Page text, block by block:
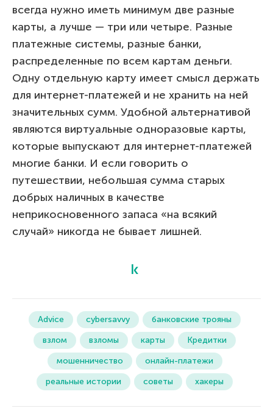
всегда нужно иметь минимум две разные
карты, а лучше — три или четыре. Разные
платежные системы, разные банки,
распределенные по всем картам деньги.
Одну отдельную карту имеет смысл держать
для интернет-платежей и не хранить на ней
значительных сумм. Удобной альтернативой
являются виртуальные одноразовые карты,
которые выпускают для интернет-платежей
многие банки. И если говорить о
путешествии, небольшая сумма старых
добрых наличных в качестве
неприкосновенного запаса «на всякий
случай» никогда не бывает лишней.
Advice cybersavvy
банковские трояны
взлом
взломы карты
Кредитки
мошенничество
онлайн-платежи
реальные истории
советы хакеры